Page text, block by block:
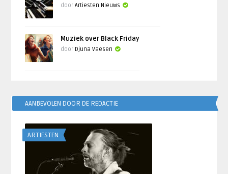
doorArtiesten Nieuws
Muziek over Black Friday
door Djuna Vaesen
AANBEVOLEN DOOR DE REDACTIE
ARTIESTEN